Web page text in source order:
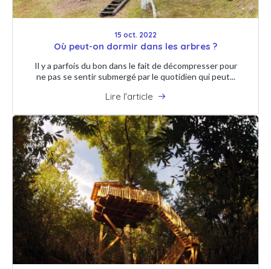
15 oct. 2022
Où peut-on dormir dans les arbres ?
Il y a parfois du bon dans le fait de décompresser pour
ne pas se sentir submergé par le quotidien qui peut...
Lire l'article